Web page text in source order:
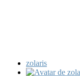
zolaris